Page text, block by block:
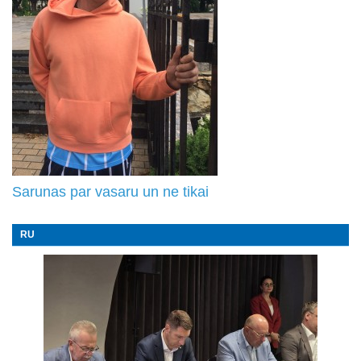
Sarunas par vasaru un ne tikai
RU